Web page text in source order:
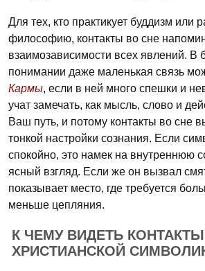
Для тех, кто практикует буддизм или
философию, контакты во сне
взаимозависимости всех явлений. В
понимании даже маленькая связь
Кармы, если в ней много спешки и
учат замечать, как мысль, слово и
Ваш путь, и потому контакты во сне
тонкой настройки сознания. Если
спокойно, это намек на внутреннюю
ясный взгляд. Если же он вызвал
показывает место, где требуется
меньше цепляния.
К ЧЕМУ ВИДЕТЬ
ХРИСТИАНСКОЙ